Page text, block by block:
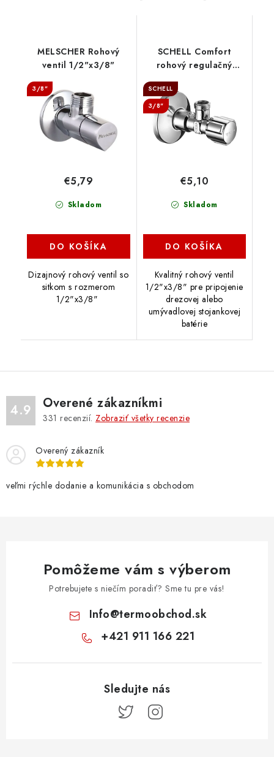
MELSCHER Rohový
ventil 1/2"x3/8"
3/8"
Skladom
€5,79
DO KOŠÍKA
Dizajnový rohový ventil so
sitkom s rozmerom
1/2"x3/8"
SCHELL Comfort
rohový regulačný
ventil, 052120699
SCHELL
3/8"
Skladom
€5,10
DO KOŠÍKA
Kvalitný rohový ventil
1/2"x3/8" pre pripojenie
drezovej alebo
umývadlovej stojankovej
batérie
4.9 Overené zákazníkmi
331 recenzií. Zobraziť všetky recenzie
Overený zákazník
veľmi rýchle dodanie a komunikácia s obchodom
Pomôžeme vám s výberom
Potrebujete s niečím poradiť? Sme tu pre vás!
Info@termoobchod.sk
+421 911 166 221